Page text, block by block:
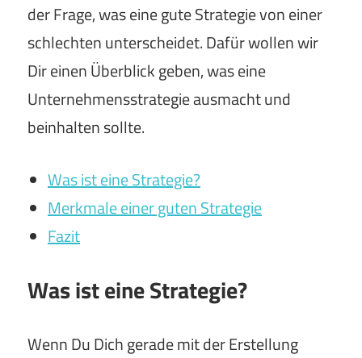
der Frage, was eine gute Strategie von einer
schlechten unterscheidet. Dafür wollen wir
Dir einen Überblick geben, was eine
Unternehmensstrategie ausmacht und
beinhalten sollte.
Was ist eine Strategie?
Merkmale einer guten Strategie
Fazit
Was ist eine Strategie?
Wenn Du Dich gerade mit der Erstellung